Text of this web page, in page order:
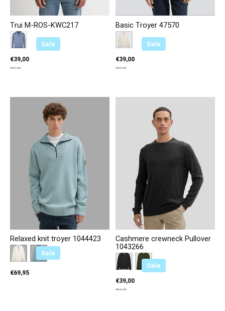
Sale
Trui M-ROS-KWC217
Color: — Licht Blauw 5187
Licht Blauw 5187
€39,00
€69,95
Sale
Basic Troyer 47570
Color: — Ecru 38677
Ecru 38677
€39,00
€59,95
Sale
Relaxed knit troyer 1044423
Color: — Wit 12906
Wit 12906Blauw 27840
€69,95
Sale
Cashmere crewneck Pullover
1043266
Color: *— Antraciet 10617
Antraciet 10617
Groen 36230
€39,00
€54,95